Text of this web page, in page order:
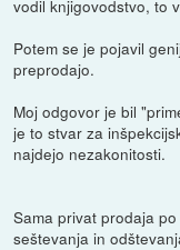
vodil knjigovodstvo, to
Potem se je pojavil
preprodajo.
Moj odgovor je bil
je to stvar za
najdejo nezakonitosti.
Sama privat prodaja
seštevanja in